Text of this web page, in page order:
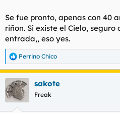
Se fue pronto, apenas con 40
riñon. Si existe el Cielo, seguro
entrada,, eso yes.
R
e
a
c
c
i
Perrino Chico
sakote
Freak